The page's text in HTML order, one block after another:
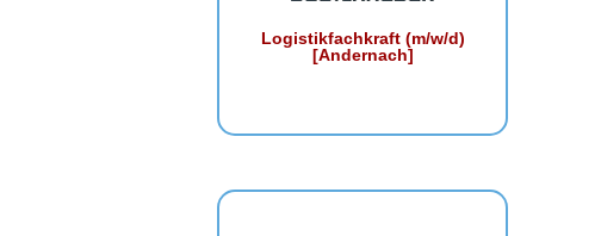
Logistikfachkraft (m/w/d)
[Andernach]